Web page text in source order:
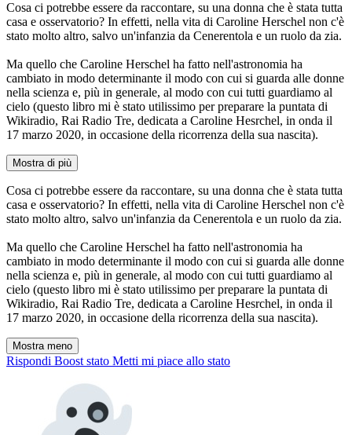
Cosa ci potrebbe essere da raccontare, su una donna che è stata tutta
casa e osservatorio? In effetti, nella vita di Caroline Herschel non c'è
stato molto altro, salvo un'infanzia da Cenerentola e un ruolo da zia.
Ma quello che Caroline Herschel ha fatto nell'astronomia ha
cambiato in modo determinante il modo con cui si guarda alle donne
nella scienza e, più in generale, al modo con cui tutti guardiamo al
cielo (questo libro mi è stato utilissimo per preparare la puntata di
Wikiradio, Rai Radio Tre, dedicata a Caroline Hesrchel, in onda il
17 marzo 2020, in occasione della ricorrenza della sua nascita).
Mostra di più
Cosa ci potrebbe essere da raccontare, su una donna che è stata tutta
casa e osservatorio? In effetti, nella vita di Caroline Herschel non c'è
stato molto altro, salvo un'infanzia da Cenerentola e un ruolo da zia.
Ma quello che Caroline Herschel ha fatto nell'astronomia ha
cambiato in modo determinante il modo con cui si guarda alle donne
nella scienza e, più in generale, al modo con cui tutti guardiamo al
cielo (questo libro mi è stato utilissimo per preparare la puntata di
Wikiradio, Rai Radio Tre, dedicata a Caroline Hesrchel, in onda il
17 marzo 2020, in occasione della ricorrenza della sua nascita).
Mostra meno
Rispondi Boost stato Metti mi piace allo stato